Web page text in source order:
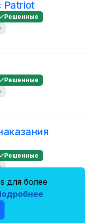
Patriot
Решенные
Решенные
Решенные
Решенные
для более